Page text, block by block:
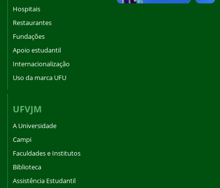
Hospitais
Restaurantes
Fundações
Apoio estudantil
Internacionalização
Uso da marca UFU
UFVJM
A Universidade
Campi
Faculdades e Institutos
Biblioteca
Assistência Estudantil